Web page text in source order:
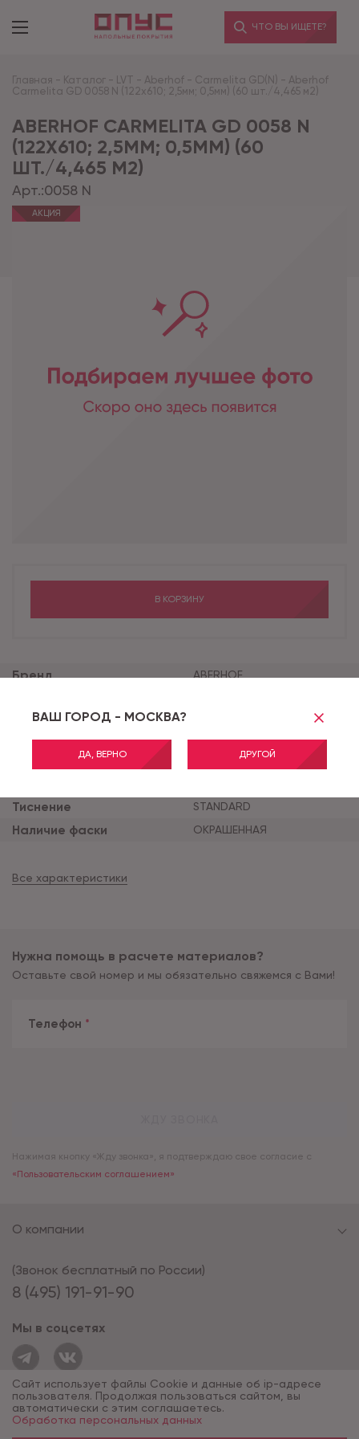
ВАШ ГОРОД - МОСКВА?
ДА, ВЕРНО ДРУГОЙ
ЧТО ВЫ ИЩЕТЕ?
Главная - Каталог - LVT - Aberhof - Carmelita GD(N) - Aberhof
Carmelita GD 0058 N (122x610; 2,5мм; 0,5мм) (60 шт./4,465 м2)
ABERHOF CARMELITA GD 0058 N
(122X610; 2,5ММ; 0,5ММ) (60
ШТ./4,465 М2)
Арт.:0058 N
АКЦИЯ
Бренд ABERHOF
Тип соединения
Толщина продукта (мм)
Толщина защитного сло
0.5
Тиснение STANDARD
Наличие фаски ОКРАШЕННАЯ
Все характеристики
В КОРЗИНУ
Нужна помощь в расчете материалов?
Оставьте свой номер и мы обязательно свяжемся с Вами!
Телефон *
Нажимая кнопку «Жду звонка», я подтверждаю свое согласие с
«Пользовательским соглашением»
8 (495) 191-91-90
(Звонок бесплатный по России)
Мы в соцсетях
О компании
© 1994 - 2026*, «ОПУС ТД»
Сайт использует файлы Cookie и данные об ip-адресе
пользователя. Продолжая пользоваться сайтом, вы
автоматически с этим соглашаетесь.
Обработка персональных данных